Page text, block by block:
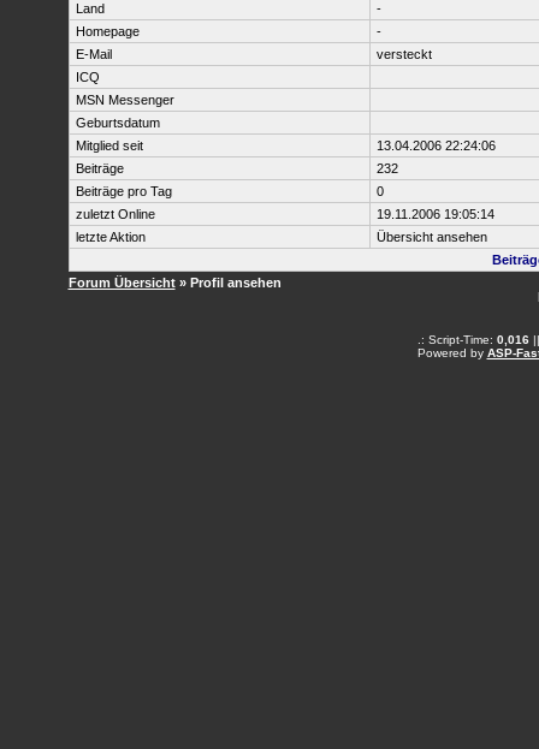
Land
-
Homepage
-
E-Mail
versteckt
ICQ
MSN Messenger
Geburtsdatum
Mitglied seit
13.04.2006 22:24:06
Beiträge
232
Beiträge pro Tag
0
zuletzt Online
19.11.2006 19:05:14
letzte Aktion
Übersicht ansehen
Forum Übersicht» Profil ansehen
.: Script-Time: 0,016||
Powered by ASP-